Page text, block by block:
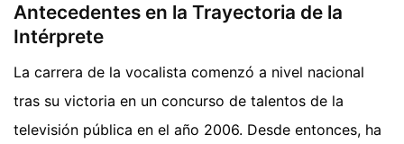
Antecedentes en la Trayectoria de la
Intérprete
La carrera de la vocalista comenzó a nivel nacional
tras su victoria en un concurso de talentos de la
televisión pública en el año 2006. Desde entonces, ha